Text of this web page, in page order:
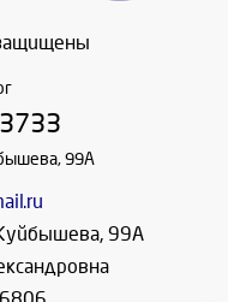
99А
99А